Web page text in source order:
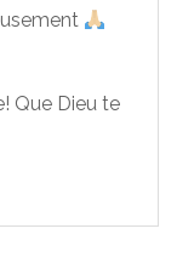
Que Dieu te